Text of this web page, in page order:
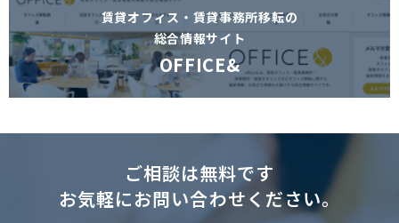
賃貸オフィス・賃貸事務所移転の
総合情報サイト
OFFICE&
ご相談は無料です
お気軽にお問い合わせください。